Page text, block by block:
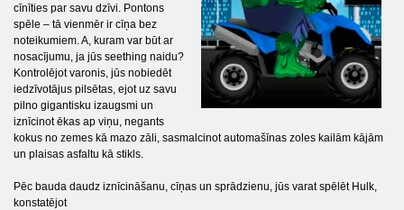
cīnīties par savu dzīvi. Pontons
spēle – tā vienmēr ir cīņa bez
noteikumiem. A, kuram var būt ar
nosacījumu, ja jūs seething naidu?
Kontrolējot varonis, jūs nobiedēt
iedzīvotājus pilsētas, ejot uz savu
pilno gigantisku izaugsmi un
iznīcinot ēkas ap viņu, negants
kokus no zemes kā mazo zāli, sasmalcinot automašīnas zoles kailām kājām
un plaisas asfaltu kā stikls.
Pēc bauda daudz iznīcināšanu, cīņas un sprādzienu, jūs varat spēlēt Hulk,
konstatējot